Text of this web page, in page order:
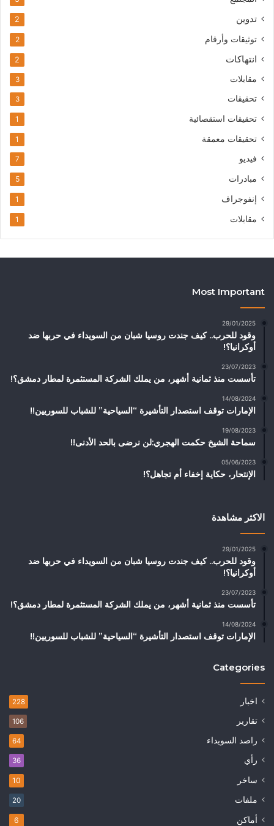
تدوين 2
توثيقات وأرقام 2
انتهاكات 2
مقابلات 3
تحقيقات 3
تحقيقات استقصائية 1
تحقيقات معمقة 1
فيديو 7
مبادرات 5
إنفوجراف 1
مقابلات 1
Most Important
29/01/2025
وقود للحرب.. كيف جندت روسيا شبان من السويداء في حربها ضد
أوكرانيا؟!
23/07/2023
تأسست منذ ثمانية أشهر، من يملك الشركة المستثمرة لمطار دمشق؟!
14/08/2024
الإمارات توقف استصدار التأشيرة “السياحية” للشباب للسوريين!!
19/08/2023
سماحة الشيخ حكمت الهجري:لن نرضى بالحد الأدنى!!
05/06/2023
الإنتحار، حكاية إخفاء أم تجاهل؟!
الاكثر مشاهدة
29/01/2025
وقود للحرب.. كيف جندت روسيا شبان من السويداء في حربها ضد
أوكرانيا؟!
23/07/2023
تأسست منذ ثمانية أشهر، من يملك الشركة المستثمرة لمطار دمشق؟!
14/08/2024
الإمارات توقف استصدار التأشيرة “السياحية” للشباب للسوريين!!
Categories
اخبار 228
تقارير 106
راصد السويداء 64
رأي 36
ساخر 10
ملفات 20
أماكن 6